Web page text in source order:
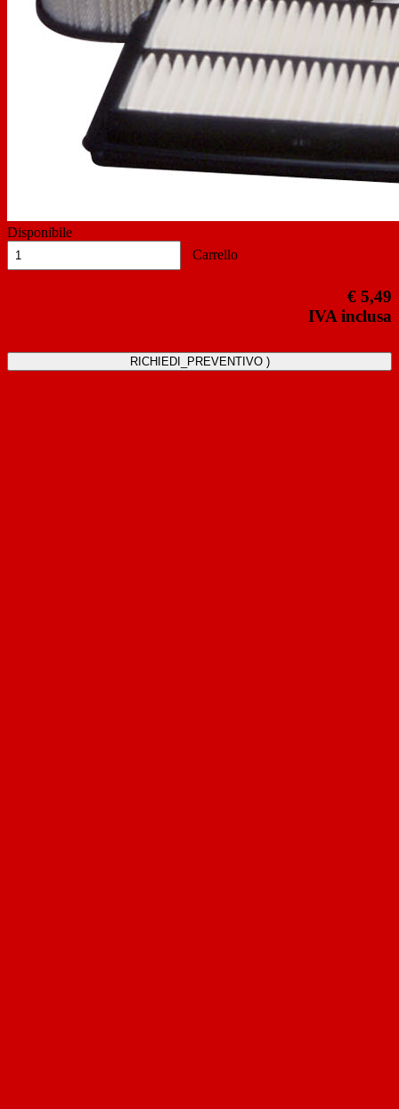
Previous
Next
Disponibile
Carrello
€ 5,49
IVA inclusa
RICHIEDI_PREVENTIVO )